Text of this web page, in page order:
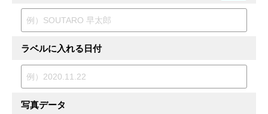
ラベルに入れる日付
写真データ